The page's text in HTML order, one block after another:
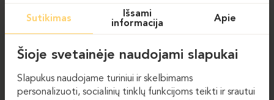
Darbo kėdės Darbo kėdės
DAUPHIN-STILO
Sutikimas
Išsami
informacija
Apie
Šioje svetainėje naudojami slapukai
Slapukus naudojame turiniui ir skelbimams
personalizuoti, socialinių tinklų funkcijoms teikti ir srautui